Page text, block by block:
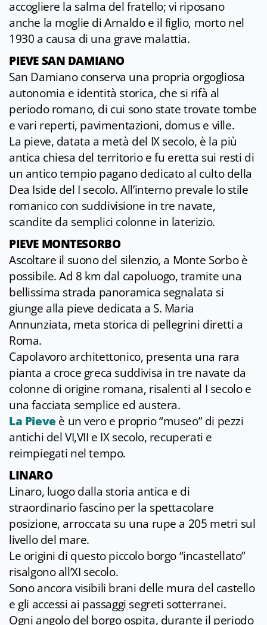
accogliere la salma del fratello; vi riposano
anche la moglie di Arnaldo e il figlio, morto nel
1930 a causa di una grave malattia.
PIEVE SAN DAMIANO
San Damiano conserva una propria orgogliosa
autonomia e identità storica, che si rifà al
periodo romano, di cui sono state trovate tombe
e vari reperti, pavimentazioni, domus e ville.
La pieve, datata a metà del IX secolo, è la più
antica chiesa del territorio e fu eretta sui resti di
un antico tempio pagano dedicato al culto della
Dea Iside del I secolo. All’interno prevale lo stile
romanico con suddivisione in tre navate,
scandite da semplici colonne in laterizio.
PIEVE MONTESORBO
Ascoltare il suono del silenzio, a Monte Sorbo è
possibile. Ad 8 km dal capoluogo, tramite una
bellissima strada panoramica segnalata si
giunge alla pieve dedicata a S. Maria
Annunziata, meta storica di pellegrini diretti a
Roma.
Capolavoro architettonico, presenta una rara
pianta a croce greca suddivisa in tre navate da
colonne di origine romana, risalenti al I secolo e
una facciata semplice ed austera.
La Pieve è un vero e proprio “museo” di pezzi
antichi del VI,VII e IX secolo, recuperati e
reimpiegati nel tempo.
LINARO
Linaro, luogo dalla storia antica e di
straordinario fascino per la spettacolare
posizione, arroccata su una rupe a 205 metri sul
livello del mare.
Le origini di questo piccolo borgo “incastellato”
risalgono all’XI secolo.
Sono ancora visibili brani delle mura del castello
e gli accessi ai passaggi segreti sotterranei.
Ogni angolo del borgo ospita, durante il periodo